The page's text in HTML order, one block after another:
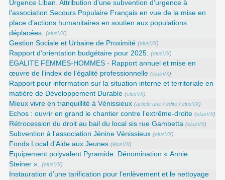
Urgence Liban. Attribution d’une subvention d’urgence à
l’association Secours Populaire Français en vue de la mise en
place d’actions humanitaires en soutien aux populations
déplacées. (elusVX)
Gestion Sociale et Urbaine de Proximité (elusVX)
Rapport d’orientation budgétaire pour 2025. (elusVX)
EGALITE FEMMES-HOMMES - Rapport annuel et mise en
œuvre de l’index de l’égalité professionnelle (elusVX)
Rapport pour information sur la situation interne et territoriale en
matière de Développement Durable (elusVX)
Mieux vivre en tranquillité à Vénissieux (article une /edito /elusVX)
Echos : ouvrir en grand le chantier contre l’extrême-droite (elusVX)
Rétrocession du droit au bail du local sis rue Gambetta (elusVX)
Subvention à l’association Jénine Vénissieux (elusVX)
Fonds Local d’Aide aux Jeunes (elusVX)
Equipement polyvalent Pyramide. Dénomination « Annie
Steiner ». (elusVX)
Instauration d’une tarification pour l’enlèvement et le nettoyage